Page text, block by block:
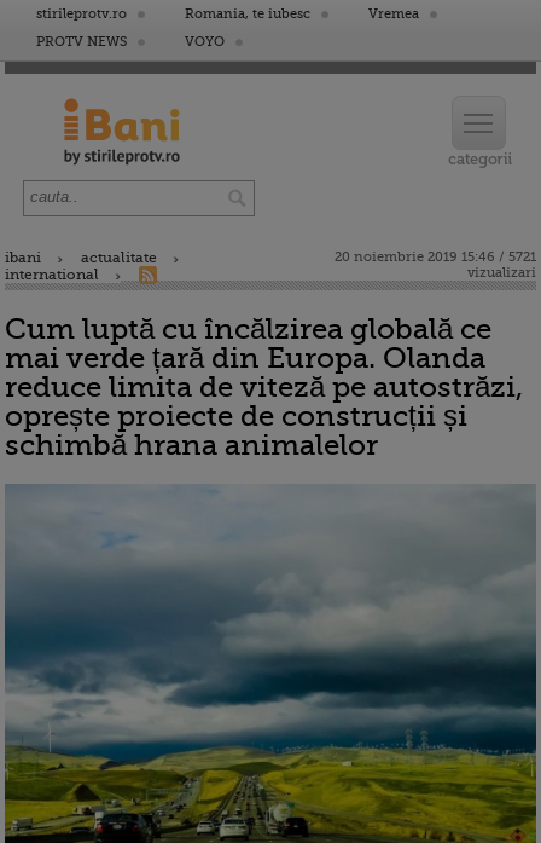
stirileprotv.ro Romania, te iubesc
Vremea
PROTV NEWS
VOYO
ibani
actualitate
international
20 noiembrie 2019 15:46 / 5721
vizualizari
Cum luptă cu încălzirea globală ce
mai verde țară din Europa. Olanda
reduce limita de viteză pe autostrăzi,
oprește proiecte de construcții și
schimbă hrana animalelor